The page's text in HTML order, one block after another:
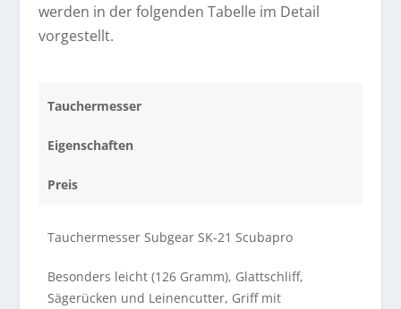
werden in der folgenden Tabelle im Detail
vorgestellt.
Tauchermesser
Eigenschaften
Preis
Tauchermesser Subgear SK-21 Scubapro
Besonders leicht (126 Gramm), Glattschliff,
Sägerücken und Leinencutter, Griff mit